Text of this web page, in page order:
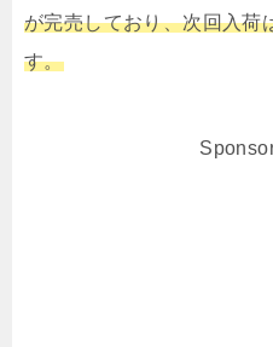
が完売しており、次回入荷
す。